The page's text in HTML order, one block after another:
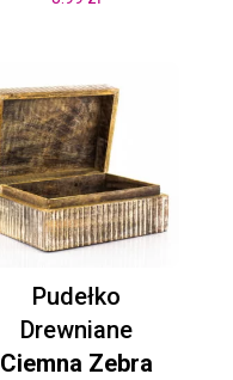
Pudełko
Drewniane
Ciemna Zebra